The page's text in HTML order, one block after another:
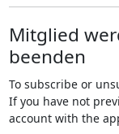
Mitglied
beenden
To subscribe or
If you have not
account with the